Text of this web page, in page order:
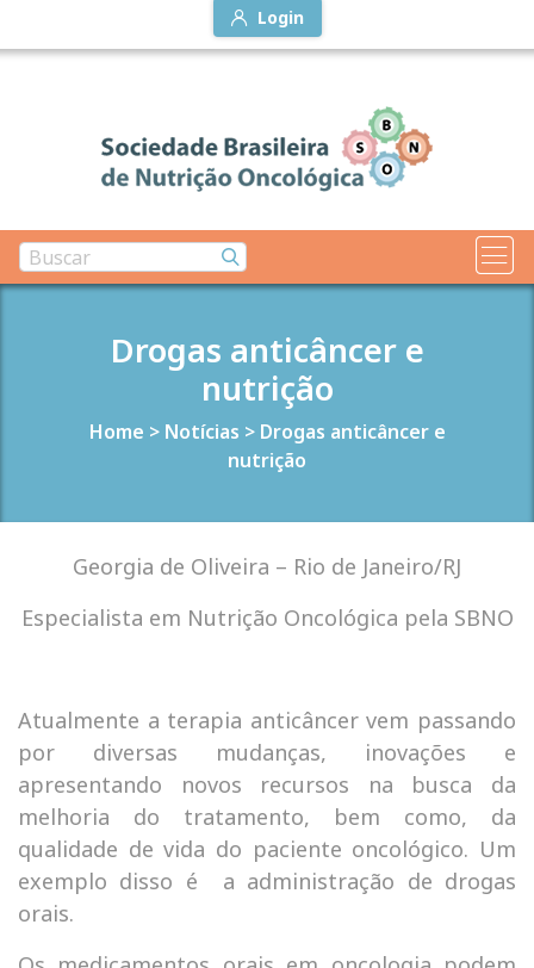
Login
Drogas anticâncer e
nutrição
Home > Notícias > Drogas anticâncer e
nutrição
Georgia de Oliveira – Rio de Janeiro/RJ
Especialista em Nutrição Oncológica pela SBNO
Atualmente a terapia anticâncer vem passando
por diversas mudanças, inovações e
apresentando novos recursos na busca da
melhoria do tratamento, bem como, da
qualidade de vida do paciente oncológico. Um
exemplo disso é a administração de drogas
orais.